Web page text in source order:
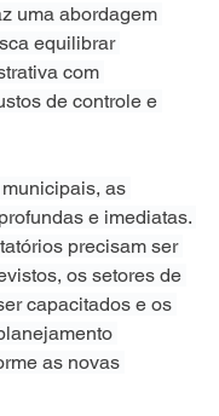
uma abordagem
equilibrar
com
de controle e
as
e imediatas.
precisam ser
os setores de
capacitados e os
as novas